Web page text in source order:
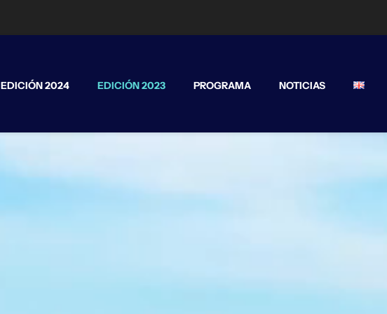
EDICIÓN 2024 EDICIÓN 2023 PROGRAMA NOTICIAS